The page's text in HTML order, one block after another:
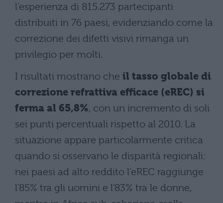
l’esperienza di 815.273 partecipanti
distribuiti in 76 paesi, evidenziando come la
correzione dei difetti visivi rimanga un
privilegio per molti.
I risultati mostrano che il tasso globale di
correzione refrattiva efficace (eREC) si
ferma al 65,8%, con un incremento di soli
sei punti percentuali rispetto al 2010. La
situazione appare particolarmente critica
quando si osservano le disparità regionali:
nei paesi ad alto reddito l’eREC raggiunge
l’85% tra gli uomini e l’83% tra le donne,